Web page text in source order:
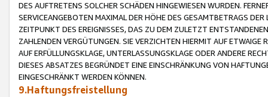
DES AUFTRETENS SOLCHER SCHÄDEN HINGEWIESEN WURDEN.
SERVICEANGEBOTEN MAXIMAL DER HÖHE DES GESAMTBETRAGS
ZEITPUNKT DES EREIGNISSES, DAS ZU DEM ZULETZT
ZAHLENDEN VERGÜTUNGEN. SIE VERZICHTEN HIERMIT AUF
AUF ERFÜLLUNGSKLAGE, UNTERLASSUNGSKLAGE ODER ANDERE
DIESES ABSATZES BEGRÜNDET EINE EINSCHRÄNKUNG VON
EINGESCHRÄNKT WERDEN KÖNNEN.
9.Haftungsfreistellung